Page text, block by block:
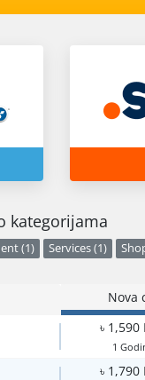
kategorijama
(1) Services (1)
Nova
৳ 1,590
1
৳ 1,790